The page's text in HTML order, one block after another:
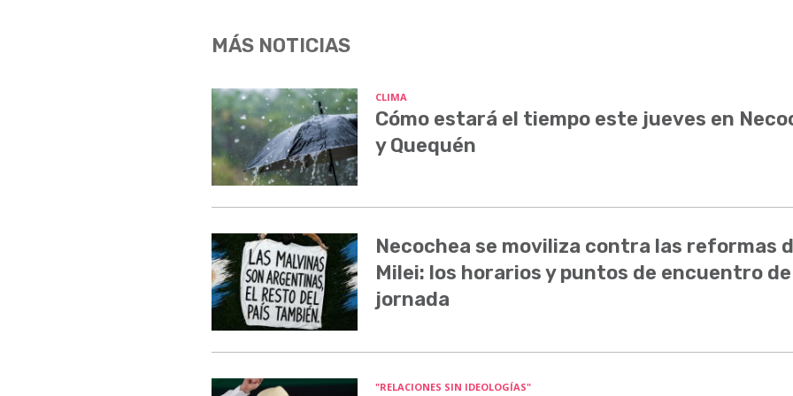
MÁS NOTICIAS
CLIMA
Cómo estará el tiempo este jueves en
y Quequén
Necochea se moviliza contra las reformas
Milei: los horarios y puntos de encuentro
jornada
"RELACIONES SIN IDEOLOGÍAS"